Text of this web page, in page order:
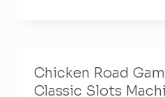
Chicken Road
Classic Slots